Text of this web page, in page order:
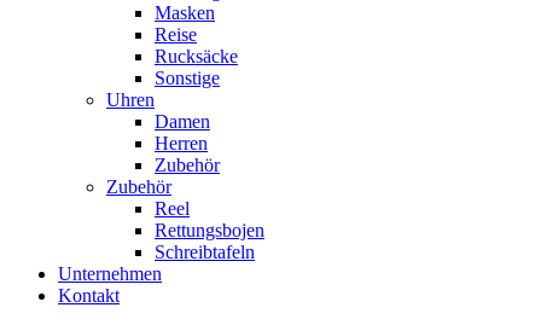
Masken
Reise
Rucksäcke
Sonstige
Uhren
Damen
Herren
Zubehör
Zubehör
Reel
Rettungsbojen
Schreibtafeln
Unternehmen
Kontakt